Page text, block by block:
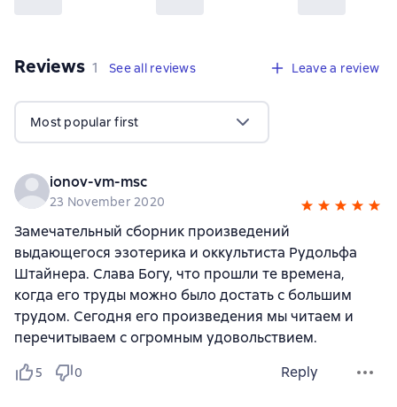
Reviews 1 review
1 See all reviews Leave a review
Most popular first
ionov-vm-msc
23 November 2020
Замечательный сборник произведений
выдающегося эзотерика и оккультиста Рудольфа
Штайнера. Слава Богу, что прошли те времена,
когда его труды можно было достать с большим
трудом. Сегодня его произведения мы читаем и
перечитываем с огромным удовольствием.
5 0 Reply